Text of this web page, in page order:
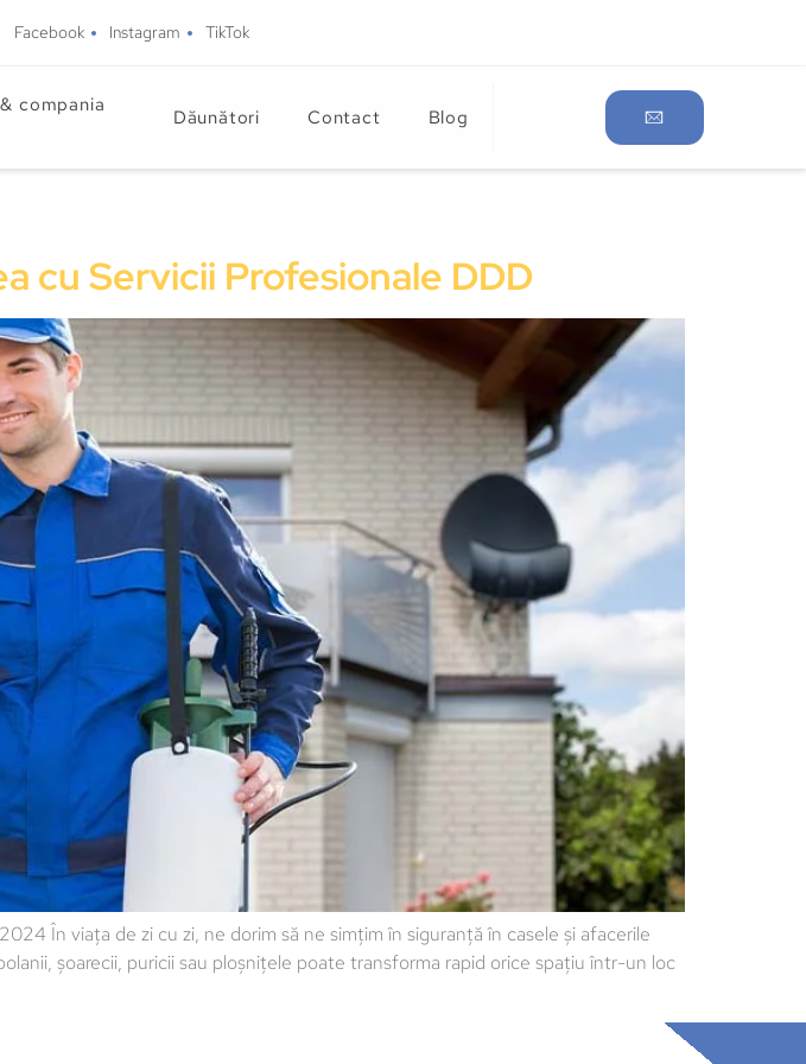
Facebook Instagram TikTok
compania
Dăunători Contact Blog
cu Servicii Profesionale DDD
În viața de zi cu zi, ne dorim să ne simțim în siguranță în casele și afacerile
șoarecii, puricii sau ploșnițele poate transforma rapid orice spațiu într-un loc